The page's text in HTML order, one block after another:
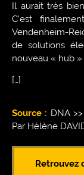
Il aurait très
C’est
Vendenheim-
de solutions
nouveau « hub
[…]
Source : DNA
Par Hélène
Retrouvez